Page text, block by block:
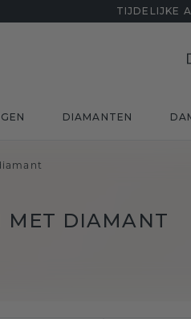
TIJDELIJKE
DIAMANTEN
MET DIAMANT